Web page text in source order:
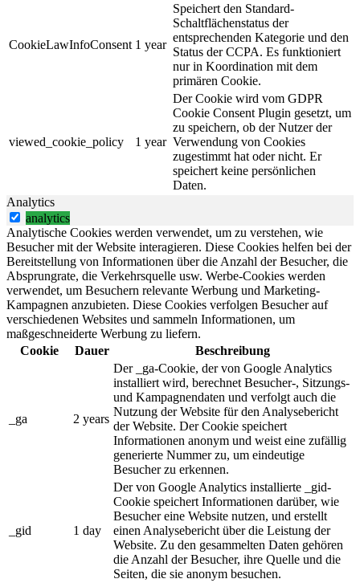
CookieLawInfoConsent 1 year
Speichert den Standard-
Schaltflächenstatus der
entsprechenden Kategorie und den
Status der CCPA. Es funktioniert
nur in Koordination mit dem
primären Cookie.
viewed_cookie_policy 1 year
Der Cookie wird vom GDPR
Cookie Consent Plugin gesetzt, um
zu speichern, ob der Nutzer der
Verwendung von Cookies
zugestimmt hat oder nicht. Er
speichert keine persönlichen
Daten.
Analytics
analytics
Analytische Cookies werden verwendet, um zu verstehen, wie
Besucher mit der Website interagieren. Diese Cookies helfen bei der
Bereitstellung von Informationen über die Anzahl der Besucher, die
Absprungrate, die Verkehrsquelle usw. Werbe-Cookies werden
verwendet, um Besuchern relevante Werbung und Marketing-
Kampagnen anzubieten. Diese Cookies verfolgen Besucher auf
verschiedenen Websites und sammeln Informationen, um
maßgeschneiderte Werbung zu liefern.
Cookie
Dauer Beschreibung
_ga 2 years
Der _ga-Cookie, der von Google Analytics
installiert wird, berechnet Besucher-, Sitzungs-
und Kampagnendaten und verfolgt auch die
Nutzung der Website für den Analysebericht
der Website. Der Cookie speichert
Informationen anonym und weist eine zufällig
generierte Nummer zu, um eindeutige
Besucher zu erkennen.
_gid 1 day
Der von Google Analytics installierte _gid-
Cookie speichert Informationen darüber, wie
Besucher eine Website nutzen, und erstellt
einen Analysebericht über die Leistung der
Website. Zu den gesammelten Daten gehören
die Anzahl der Besucher, ihre Quelle und die
Seiten, die sie anonym besuchen.